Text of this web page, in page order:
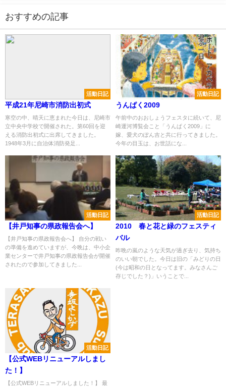
おすすめの記事
活動日記
平成21年尼崎市消防出初式
寒空の中、晴天に恵まれた今日は、尼崎市
立中央中学校で開催された。第60回を迎
える消防出初式に出席してきました。
1948年3月に自治体消防発足...
活動日記
うんぱく2009
午前中のおおしょうフェスタに続いて、尼
崎運河博覧会こと「うんぱく2009」に
嫁、愛犬のぽん吉と共に行ってきました。
今年の目玉は、お世話にな...
活動日記
【井戸知事の県政報告会へ】
【井戸知事の県政報告会へ】 自分の戦い
の準備を進めていますが、今晩は、中小企
業センターで井戸知事の県政報告会が開催
されたので参加してきました...
活動日記
2010 春と花と緑のフェスティ
バル
昨晩の嵐のような天気が過ぎ去り、気持ち
のいい朝でした。今日は旧の「みどりの日
(今は昭和の日となってます。みなさんご
存じでした？)」いうことで...
活動日記
【公式WEBリニューアルしまし
た！】
【公式WEBリニューアルしました！】 最